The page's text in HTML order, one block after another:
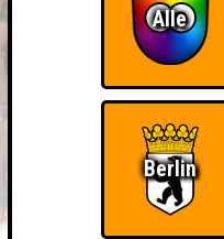
Alle
Berlin